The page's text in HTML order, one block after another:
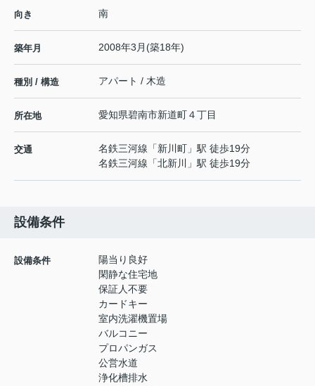
向き 南
築年月 2008年3月(築18年)
種別 / 構造 アパート / 木造
所在地 愛知県碧南市新道町４丁目
交通 名鉄三河線 「新川町 」駅 徒歩19分
名鉄三河線 「北新川 」駅 徒歩19分
設備条件
設備条件
陽当り良好
閑静な住宅地
保証人不要
カードキー
室内洗濯機置場
バルコニー
プロパンガス
公営水道
浄化槽排水